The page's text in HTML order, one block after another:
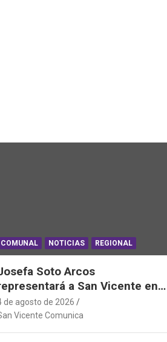
COMUNAL NOTICIAS REGIONAL
Soto Arcos
a San Vicente en
Mundial Junior de
Sudáfrica 2026
de agosto de 2026
Vicente Comunica